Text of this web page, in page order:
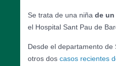
Se trata de una niña de un
el Hospital Sant Pau de
Desde el departamento
otros dos casos recientes